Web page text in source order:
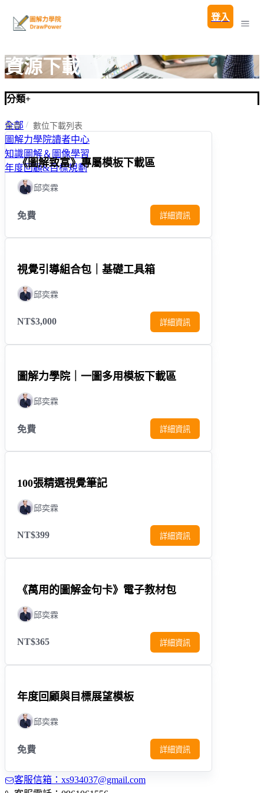
登入
資源下載
分類+
全部
圖解力學院讀者中心
知識圖解＆圖像學習
年度回顧&目標規劃
首頁 數位下載列表
《圖解致富》專屬模板下載區
邱奕霖
免費 詳細資訊
視覺引導組合包｜基礎工具箱
邱奕霖
NT$3,000 詳細資訊
圖解力學院｜一圖多用模板下載區
邱奕霖
免費 詳細資訊
100張精選視覺筆記
邱奕霖
NT$399 詳細資訊
《萬用的圖解金句卡》電子教材包
邱奕霖
NT$365 詳細資訊
年度回顧與目標展望模板
邱奕霖
免費 詳細資訊
客服信箱：xs934037@gmail.com